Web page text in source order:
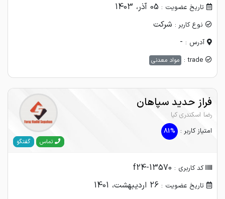
تاریخ عضویت : 05 آذر، 1403
نوع کاربر : شرکت
آدرس : -
trade : مواد معدنی
فراز حدید سپاهان
رضا اسکندری کیا
امتیاز کاربر : 81%
تماس گفتگو
کد کاربری : f24-13570
تاریخ عضویت : 26 اردیبهشت، 1401